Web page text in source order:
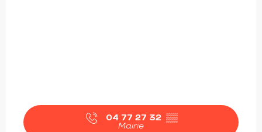
04 77 27 32 ▒▒
Mairie